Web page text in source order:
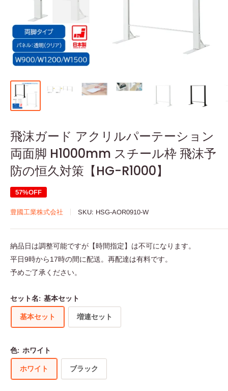
飛沫ガード アクリルパーテーション
両面脚 H1000mm スチール枠 飛沫予
防の恒久対策【HG-R1000】
57%OFF
豊國工業株式会社 SKU: HSG-AOR0910-W
納品日は調整可能ですが【時間指定】は不可になります。
平日9時から17時の間に配送。再配達は有料です。
予めご了承ください。
セット名: 基本セット
基本セット 増連セット
色: ホワイト
ホワイト ブラック